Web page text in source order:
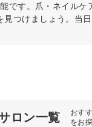
です。爪・ネイル
つけましょう。当
ロン一覧
おす
をお